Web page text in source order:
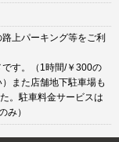
上パーキング等をご利
す。（1時間/￥300の
また店舗地下駐車場も
。駐車料金サービスは
み）